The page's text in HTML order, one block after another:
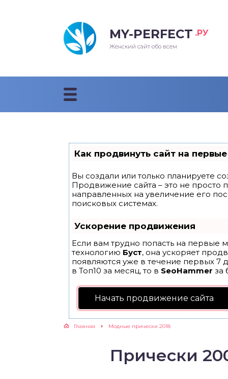
MY-PERFECT .РУ
Женский сайт обо всем
Как продвинуть сайт на
Вы создали или только планируете
Продвижение сайта – это не просто
направленных на увеличение его
поисковых системах.
Ускорение продвижения
Если вам трудно попасть на первые
технологию Буст, она ускоряет
появляются уже в течение первых 7
в Топ10 за месяц, то в SeoHammer за
Начать продвижение сайта
Главная Модные прически 2018
Прически
прически 2018
стрижки 2018